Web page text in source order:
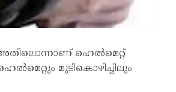
ഹെൽമെറ്റ്
മുടികൊഴിച്ചിലും